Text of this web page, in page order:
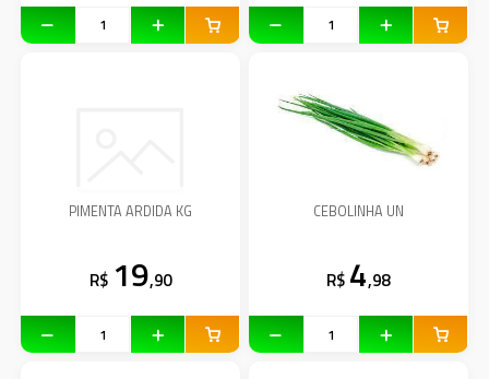
PIMENTA ARDIDA KG
R$ 19,90
CEBOLINHA UN
R$ 4,98